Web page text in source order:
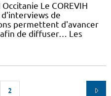
Le COREVIH
de
permettent d'avancer
de diffuser… Les
2